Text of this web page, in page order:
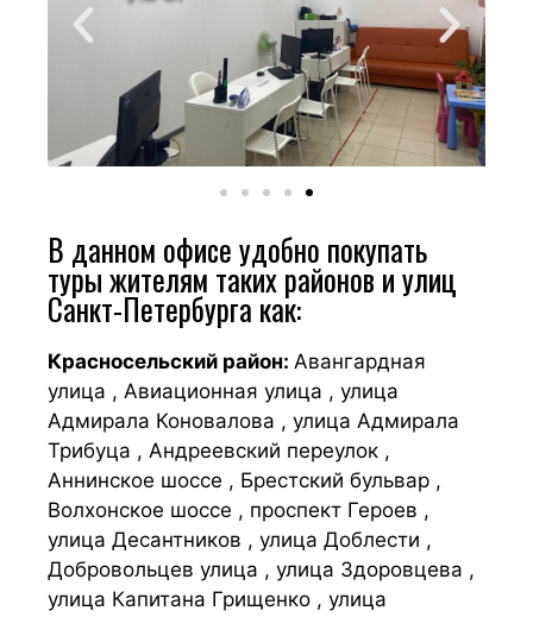
В данном офисе удобно покупать
туры жителям таких районов и улиц
Санкт-Петербурга как:
Красносельский район: Авангардная
улица , Авиационная улица , улица
Адмирала Коновалова , улица Адмирала
Трибуца , Андреевский переулок ,
Аннинское шоссе , Брестский бульвар ,
Волхонское шоссе , проспект Героев ,
улица Десантников , улица Доблести ,
Добровольцев улица , улица Здоровцева ,
улица Капитана Грищенко , улица